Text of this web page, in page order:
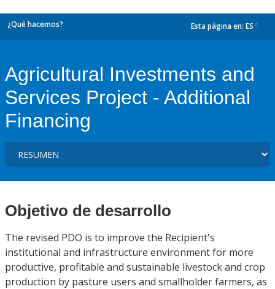
¿Qué hacemos? Esta página en: ES
Agricultural Investments and
Services Project - Additional
Financing
Objetivo de desarrollo
The revised PDO is to improve the Recipient's
institutional and infrastructure environment for more
productive, profitable and sustainable livestock and crop
production by pasture users and smallholder farmers, as